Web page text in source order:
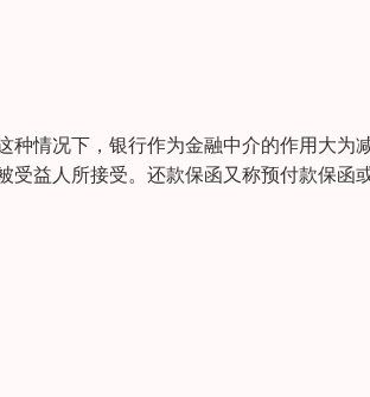
种情况下，银行作为金融中介的作用大为
受益人所接受。还款保函又称预付款保函